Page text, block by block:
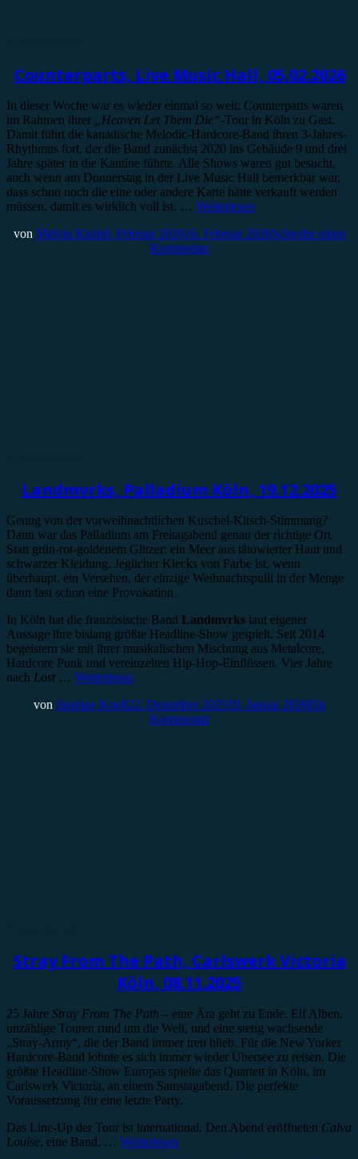
Counterparts, Live Music Hall, 05.02.2026
In dieser Woche war es wieder einmal so weit: Counterparts waren
im Rahmen ihrer
„Heaven Let Them Die“-Tour in Köln zu Gast.
Damit führt die kanadische Melodic-Hardcore-Band ihren 3-Jahres-
Rhythmus fort, der die Band zunächst 2020 ins Gebäude 9 und drei
Jahre später in die Kantine führte. Alle Shows waren gut besucht,
auch wenn am Donnerstag in der Live Music Hall bemerkbar war,
dass schon noch die eine oder andere Karte hätte verkauft werden
müssen, damit es wirklich voll ist. … Weiterlesen
von Melvin Klein8. Februar 202616. Februar 2026Schreibe einen
Kommentar
Landmvrks, Palladium Köln, 19.12.2025
Genug von der vorweihnachtlichen Kuschel-Kitsch-Stimmung?
Dann war das Palladium am Freitagabend genau der richtige Ort.
Statt grün-rot-goldenem Glitzer: ein Meer aus tätowierter Haut und
schwarzer Kleidung. Jeglicher Klecks von Farbe ist, wenn
überhaupt, ein Versehen, der einzige Weihnachtspulli in der Menge
dann fast schon eine Provokation.
In Köln hat die französische Band Landmvrks laut eigener
Aussage ihre bislang größte Headline-Show gespielt. Seit 2014
begeistern sie mit ihrer musikalischen Mischung aus Metalcore,
Hardcore Punk und vereinzelten Hip-Hop-Einflüssen. Vier Jahre
nach Lost … Weiterlesen
von Jasmine Knell22. Dezember 202519. Januar 2026Ein
Kommentar
Stray From The Path, Carlswerk Victoria
Köln, 08.11.2025
25 Jahre Stray From The Path – eine Ära geht zu Ende. Elf Alben,
unzählige Touren rund um die Welt, und eine stetig wachsende
„Stray-Army“, die der Band immer treu blieb. Für die New Yorker
Hardcore-Band lohnte es sich immer wieder Übersee zu reisen. Die
größte Headline-Show Europas spielte das Quartett in Köln, im
Carlswerk Victoria, an einem Samstagabend. Die perfekte
Voraussetzung für eine letzte Party.
Das Line-Up der Tour ist international. Den Abend eröffneten Calva
Louise, eine Band, … Weiterlesen